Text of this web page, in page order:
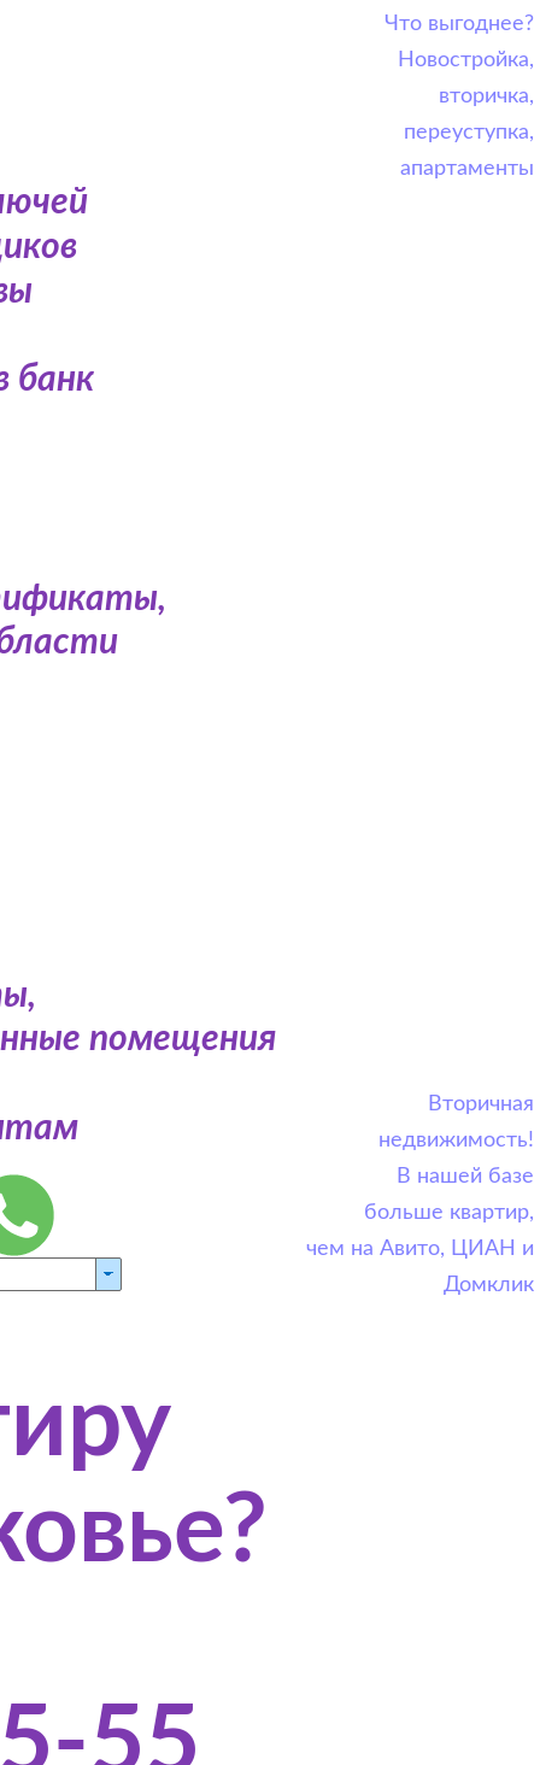
Что выгоднее?
Новостройка,
вторичка,
переуступка,
апартаменты
Вторичная
недвижимость!
В нашей базе
больше квартир,
чем на Авито, ЦИАН и
Домклик
банк
помещения
55